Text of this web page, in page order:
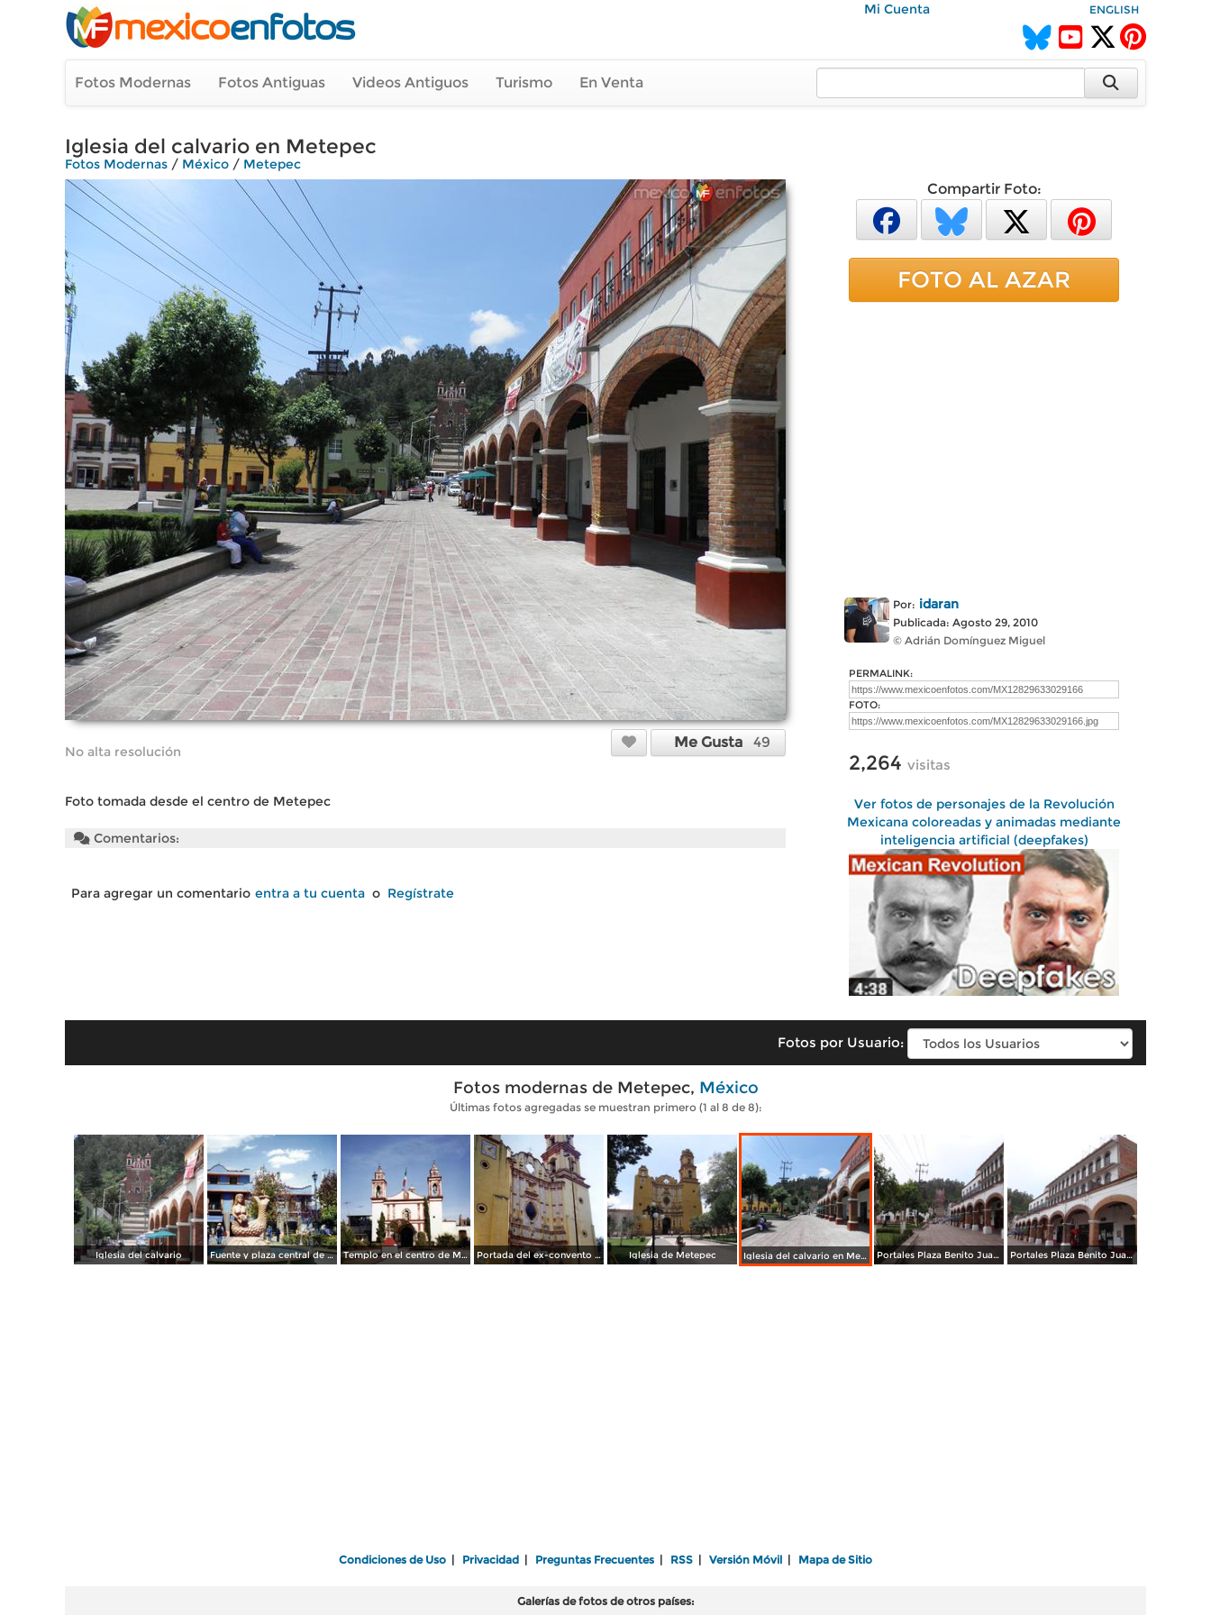
Mi Cuenta ENGLISH
Fotos Modernas Fotos Antiguas Videos Antiguos Turismo En Venta
Iglesia del calvario en Metepec
Fotos Modernas / México / Metepec
No alta resolución
Me Gusta 49
Foto tomada desde el centro de Metepec
Comentarios:
Para agregar un comentario entra a tu cuenta o Regístrate
Compartir Foto:
FOTO AL AZAR
Por: idaran
Publicada: Agosto 29, 2010
© Adrián Domínguez Miguel
PERMALINK:
FOTO:
2,264 visitas
Ver fotos de personajes de la Revolución
Mexicana coloreadas y animadas mediante
inteligencia artificial (deepfakes)
Fotos por Usuario:
Fotos modernas de Metepec, México
Últimas fotos agregadas se muestran primero (1 al 8 de 8):
Iglesia del calvario Fuente y plaza central de Metepec, Edo. de México Templo en el centro de Metepec, a la derecha la iglesia del Calvario. Edo. de México Portada del ex-convento de San Juán Bautista, siglo XVI. Metepec, Edo. de México Iglesia de Metepec Iglesia del calvario en Metepec Portales Plaza Benito Juarez Portales Plaza Benito Juarez
Condiciones de Uso Privacidad Preguntas Frecuentes RSS Versión Móvil Mapa de Sitio
Galerías de fotos de otros países: